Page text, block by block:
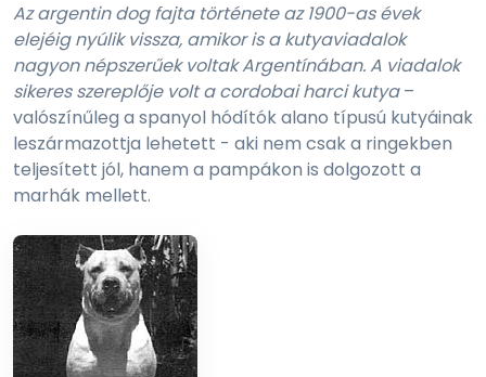
Az argentin dog fajta története az 1900-as évek
elejéig nyúlik vissza, amikor is a kutyaviadalok
nagyon népszerűek voltak Argentínában. A viadalok
sikeres szereplője volt a cordobai harci kutya–
valószínűleg a spanyol hódítók alano típusú kutyáinak
leszármazottja lehetett - aki nem csak a ringekben
teljesített jól, hanem a pampákon is dolgozott a
marhák mellett.